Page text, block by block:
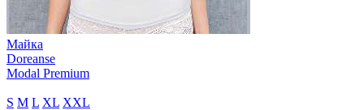
Майка
Doreanse
Modal Premium
S M L XL XXL